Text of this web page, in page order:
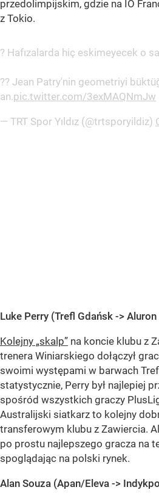
przedolimpijskim, gdzie na IO
z Tokio.
? Hafızalarda hiç eskimeyecek o
?? Jean Patry'nin geometriyi
an.pic.twitter.com/3exMAQNmJw
— TRT Spor Yıldız (@trtsporyildiz)
Luke Perry (Trefl Gdańsk ->
Kolejny „skalp” na koncie klubu z
trenera Winiarskiego dołączył
swoimi występami w barwach
statystycznie, Perry był najlepiej
spośród wszystkich graczy
Australijski siatkarz to kolejny
transferowym klubu z Zawiercia.
po prostu najlepszego gracza na
spoglądając na polski rynek.
Alan Souza (Apan/Eleva ->